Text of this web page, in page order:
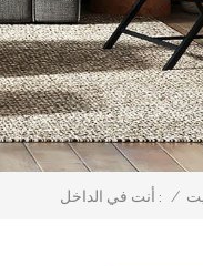
أنت في الداخل : /